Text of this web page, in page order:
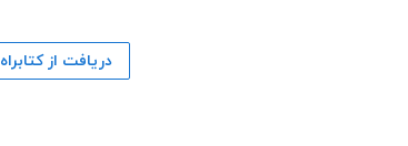
دریافت از کتابراه